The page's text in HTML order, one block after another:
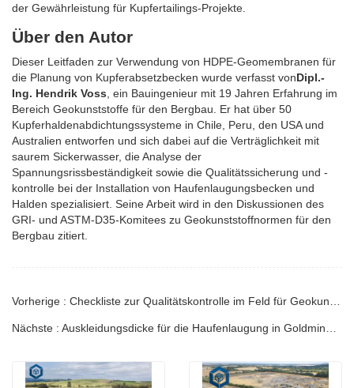
der Gewährleistung für Kupfertailings-Projekte.
Über den Autor
Dieser Leitfaden zur Verwendung von HDPE-Geomembranen für
die Planung von Kupferabsetzbecken wurde verfasst vonDipl.-
Ing. Hendrik Voss , ein Bauingenieur mit 19 Jahren Erfahrung im
Bereich Geokunststoffe für den Bergbau. Er hat über 50
Kupferhaldenabdichtungssysteme in Chile, Peru, den USA und
Australien entworfen und sich dabei auf die Verträglichkeit mit
saurem Sickerwasser, die Analyse der
Spannungsrissbeständigkeit sowie die Qualitätssicherung und -
kontrolle bei der Installation von Haufenlaugungsbecken und
Halden spezialisiert. Seine Arbeit wird in den Diskussionen des
GRI- und ASTM-D35-Komitees zu Geokunststoffnormen für den
Bergbau zitiert.